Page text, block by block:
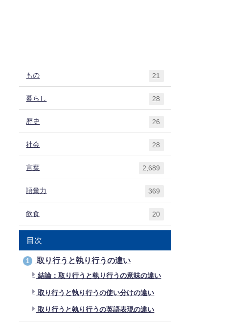
もの 21
暮らし 28
歴史 26
社会 28
言葉 2,689
語彙力 369
飲食 20
目次
1 取り行うと執り行うの違い
結論：取り行うと執り行うの意味の違い
取り行うと執り行うの使い分けの違い
取り行うと執り行うの英語表現の違い